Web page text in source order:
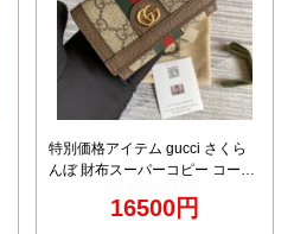
特別価格アイテム gucci さくら
んぼ 財布スーパーコピー コード
布 花柄 ブラウン16500円